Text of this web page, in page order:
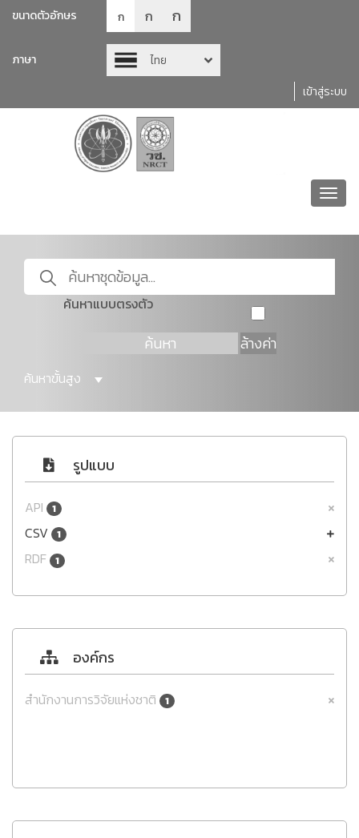
ขนาดตัวอักษร ก ก ก
ภาษา
ไทย
เข้าสู่ระบบ
ค้นหาแบบตรงตัว
ค้นหา ล้างค่า
ค้นหาขั้นสูง
รูปแบบ
API 1
CSV 1
RDF 1
องค์กร
สำนักงานการวิจัยแห่งชาติ 1